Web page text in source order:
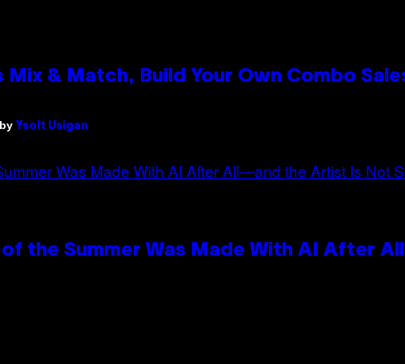
Mix & Match, Build Your Own Combo
Ysolt Usigan
of the Summer Was Made With AI After